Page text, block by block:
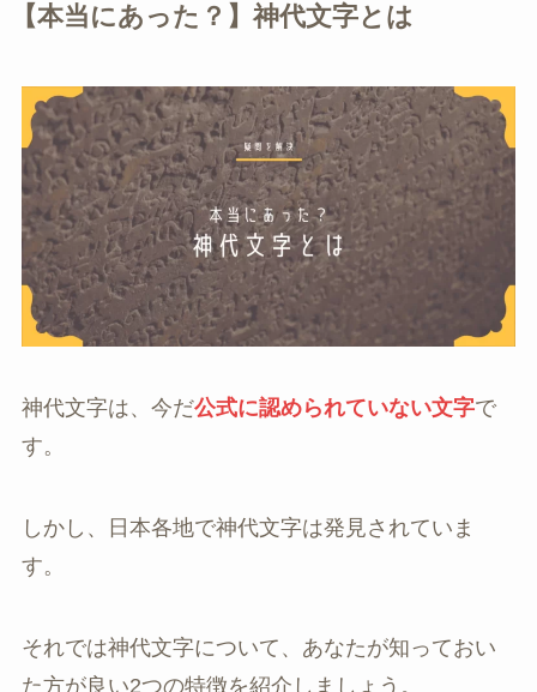
【本当にあった？】神代文字とは
神代文字は、今だ公式に認められていない文字で
す。
しかし、日本各地で神代文字は発見されていま
す。
それでは神代文字について、あなたが知っておい
た方が良い2つの特徴を紹介しましょう。